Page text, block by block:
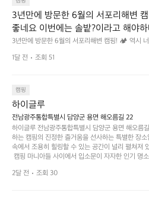
3년만에 방문한 6월의 서포리해변
좋네요 이번에는 솔밭?이라고 해야하
잡았는데 정말 시원하고 경치도 좋네
맑은편, 아이들도 놀기 좋고 1박 2일
네요  .1박 1동 1만원 (수금은 7시쯤,
바로 화장실있음 .5분거리 cu .2분거
서부터 해변까지 버스도 다니네요 ㅎ
좋아하네요 점심쯤도착해서 철수할
타임이나 했네요 ⛱️
3년만에 방문한 6월의 서포리해변 캠핑! 🏕 역시
밭?이라고 해야하나 여기에 자리를 잡았는데 정말
서해치고 물도 맑은편, 아이들도 놀기 좋고 1박 2일
항구에서부터 해변까지 버스도 다니네요 ㅎㅎㅎ 아
심쯤도착해서 철수할때까지 물놀이 3타임이나 했네
1달 전 조회 51
캠핑
하이글루
전남광주통합특별시 담양군 용면 해오름길 22
하이글루 전남광주통합특별시 담양군 용면 해오름
하는 캠핑의 진정한 즐거움을 선사하는 특별한 장
속에서 조용히 힐링할 수 있는 공간이 널리 펼쳐져
캠핑 마니아들 사이에서 입소문이 자자한 인기 명
문객들을 맞이합니다. 특히, 하이글루의 독특한 시
자리를 제공하며, 캠핑의 매력을 한층 더해 줍니다.
2달 전 조회 30